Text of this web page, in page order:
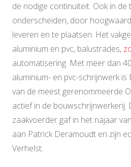
de nodige continuïteit. Ook in
onderscheiden, door
leveren en te plaatsen. Het
aluminium en pvc, balustrades,
automatisering. Met meer dan
aluminium- en pvc-schrijnwerk
van de meest gerenommeerde
actief in de bouwschrijnwerkerij.
zaakvoerder gaf in het najaar
aan Patrick Deramoudt en zijn
Verhelst.